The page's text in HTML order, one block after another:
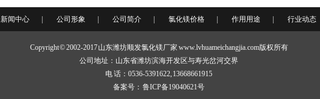
新闻中心 公司形象 公司简介 氯化镁价格 作用用途 行业动态
Copyright © 2002-2017 山东潍坊顺发氯化镁厂家 www.lvhuameichangjia.com版权所有
公司地址：山东省潍坊滨海开发区与寿光岔河交界
电 话：0536-5391622, 13668661915
备案号： 鲁ICP备19040621号